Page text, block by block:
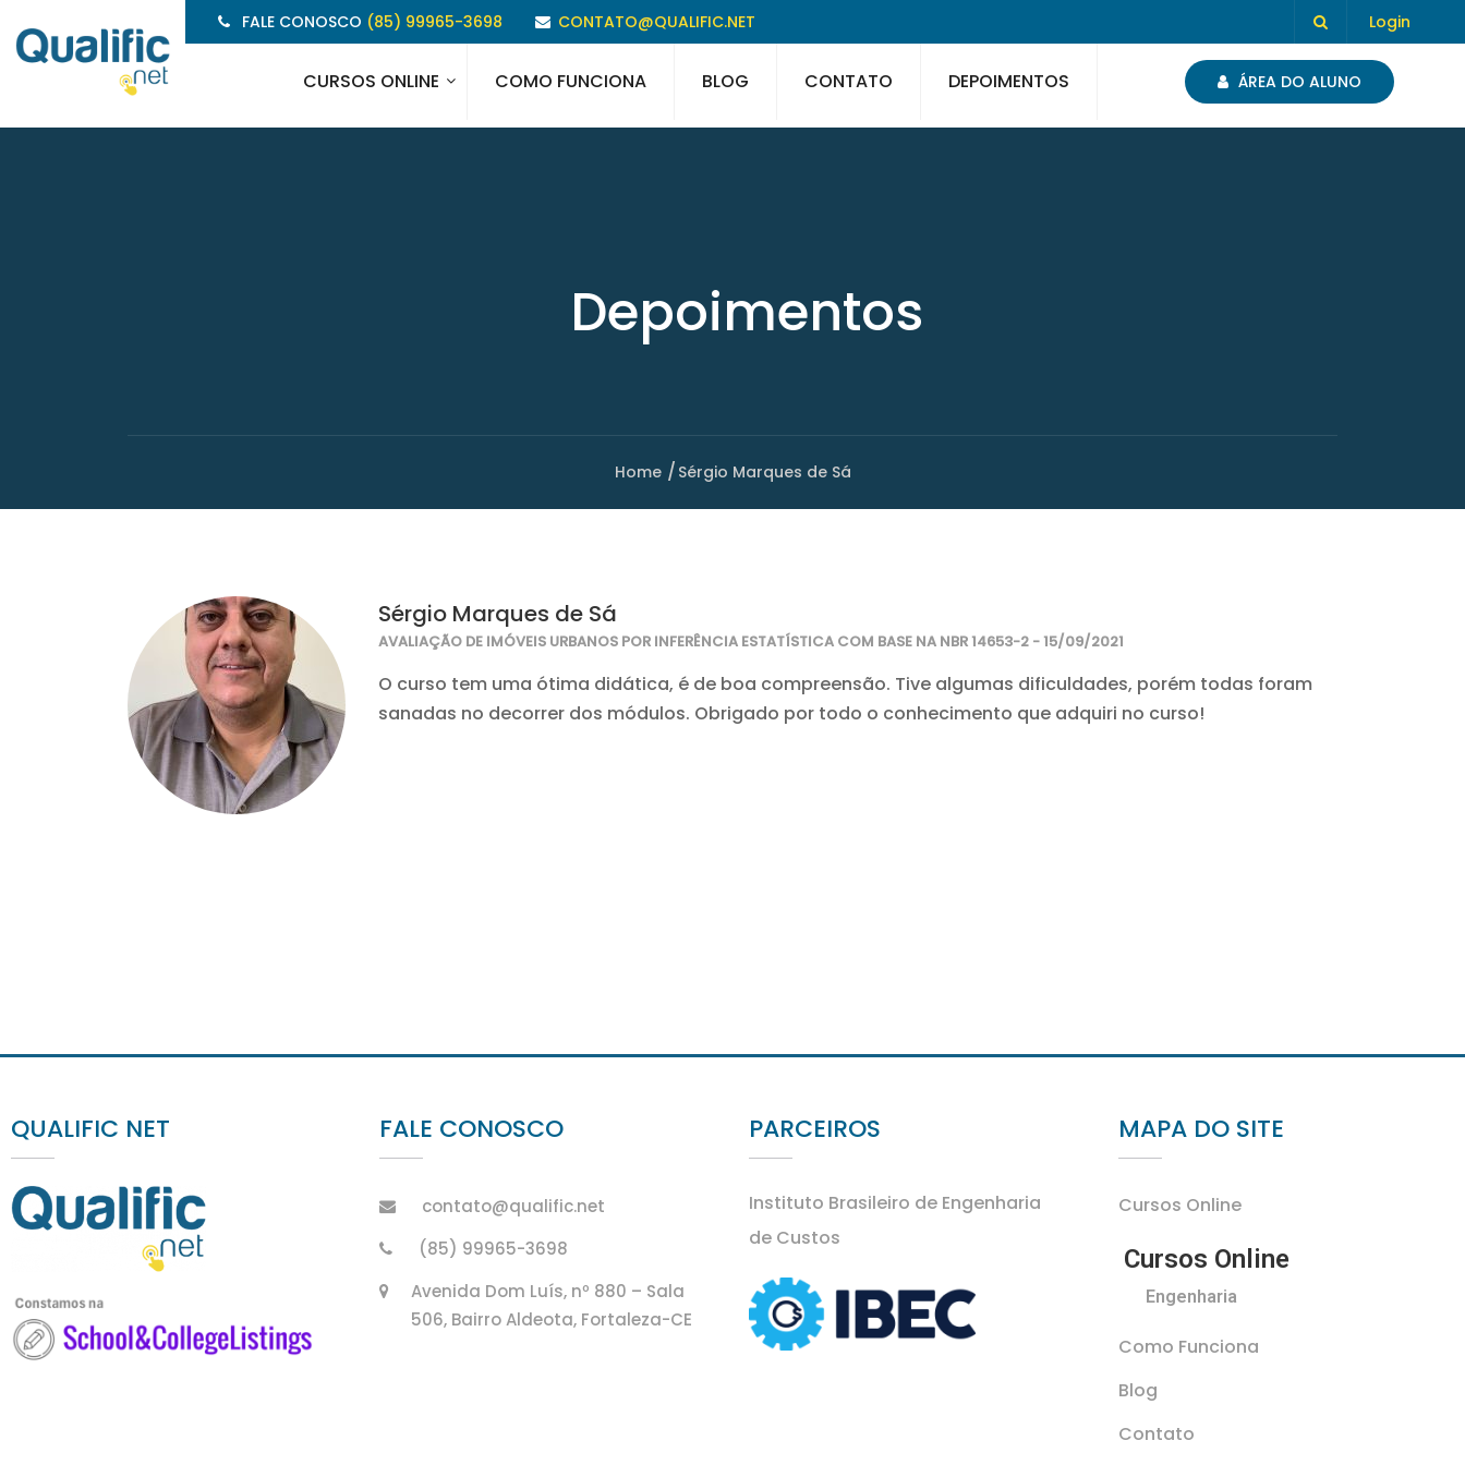
Login
FALE CONOSCO (85) 99965-3698 CONTATO@QUALIFIC.NET
CURSOS ONLINE COMO FUNCIONA BLOG CONTATO DEPOIMENTOS ÁREA DO ALUNO
Depoimentos
Home Sérgio Marques de Sá
Sérgio Marques de Sá
AVALIAÇÃO DE IMÓVEIS URBANOS POR INFERÊNCIA ESTATÍSTICA COM BASE NA NBR 14653-2 - 15/09/2021
O curso tem uma ótima didática, é de boa compreensão. Tive algumas dificuldades, porém todas foram
sanadas no decorrer dos módulos. Obrigado por todo o conhecimento que adquiri no curso!
QUALIFIC NET FALE CONOSCO
contato@qualific.net
(85) 99965-3698
Avenida Dom Luís, nº 880 – Sala
506, Bairro Aldeota, Fortaleza-CE
PARCEIROS
Instituto Brasileiro de Engenharia
de Custos
MAPA DO SITE
Cursos Online
Cursos Online
Engenharia
Como Funciona
Blog
Contato